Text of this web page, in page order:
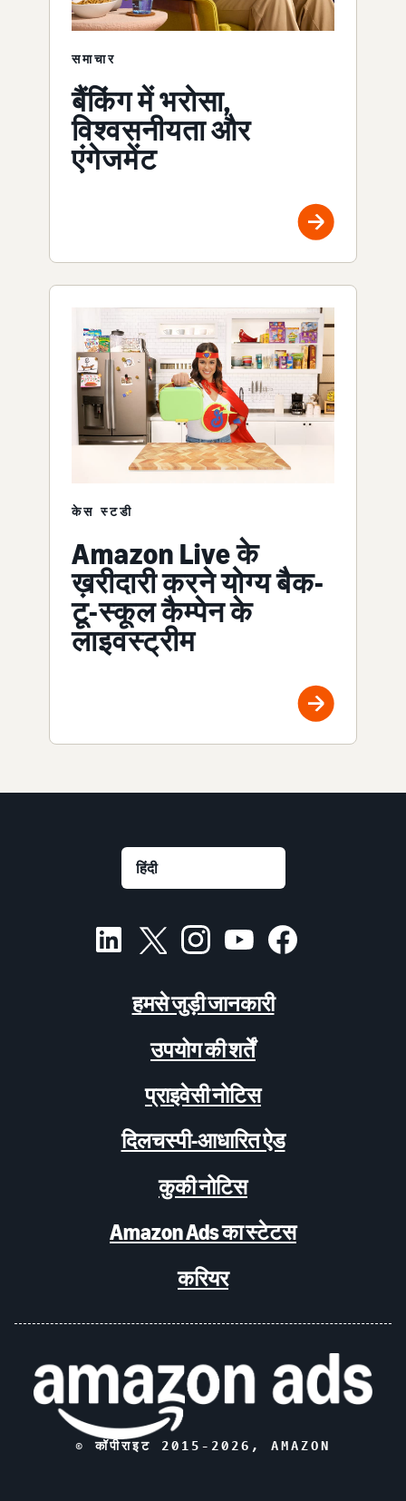
समाचार
बैंकिंग में भरोसा,
विश्वसनीयता और
एंगेजमेंट
केस स्टडी
Amazon Live के
ख़रीदारी करने योग्य बैक-
टू-स्कूल कैम्पेन के
लाइवस्ट्रीम
हमसे जुड़ी जानकारी
उपयोग की शर्तें
प्राइवेसी नोटिस
दिलचस्पी-आधारित ऐड
कुकी नोटिस
Amazon Ads का स्टेटस
करियर
© कॉपीराइट 2015- 2026 , AMAZON